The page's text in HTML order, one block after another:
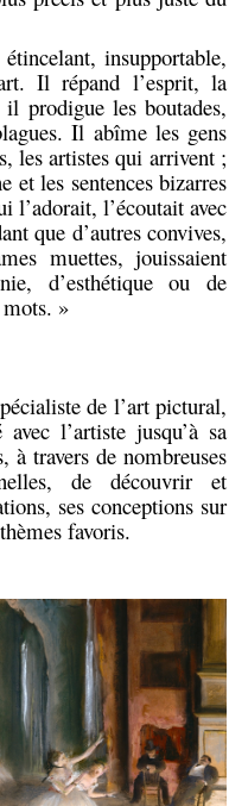
insupportable,
Il répand l’esprit, la
prodigue les boutades,
Il abîme les gens
les artistes qui arrivent ;
et les sentences bizarres
l’écoutait avec
que d’autres convives,
muettes, jouissaient
d’esthétique ou de
»
de l’art pictural,
l’artiste jusqu’à sa
travers de nombreuses
de découvrir et
ses conceptions sur
favoris.